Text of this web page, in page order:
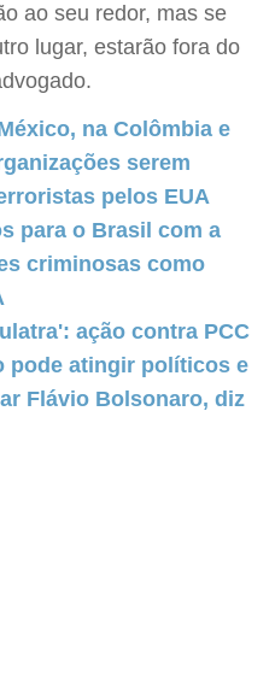
ao seu redor, mas se
lugar, estarão fora do
na Colômbia e
serem
pelos EUA
para o Brasil com a
criminosas como
ação contra PCC
pode atingir políticos e
Flávio Bolsonaro, diz